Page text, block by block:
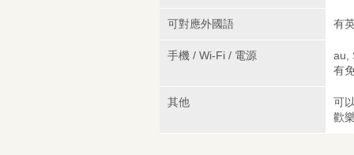
可對應外國語 有
手機 / Wi-Fi / 電源
au,
有
其他
可
歡